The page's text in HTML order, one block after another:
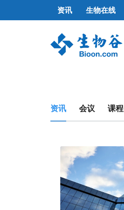
资讯 生物在线
资讯 会议 课程